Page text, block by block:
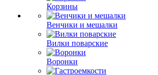
Корзины
Венчики и мешалки
Вилки поварские
Воронки